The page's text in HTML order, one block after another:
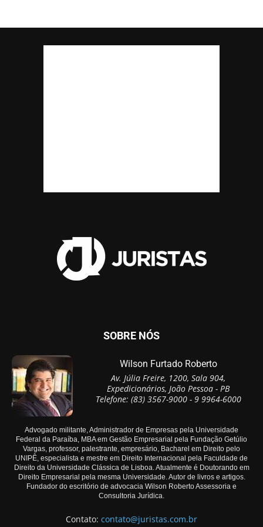
SOBRE NÓS
Wilson Furtado Roberto
Av. Júlia Freire, 1200, Sala 904,
Expedicionários, João Pessoa - PB
Telefone: (83) 3567-9000 - 9 9964-6000
Advogado militante, Administrador de Empresas pela Universidade
Federal da Paraíba, MBA em Gestão Empresarial pela Fundação Getúlio
Vargas, professor, palestrante, empresário, Bacharel em Direito pelo
UNIPÊ, especialista e mestre em Direito Internacional pela Faculdade de
Direito da Universidade Clássica de Lisboa. Atualmente é Doutorando em
Direito Empresarial pela mesma Universidade. Autor de livros e artigos.
Fundador do escritório de advocacia Wilson Roberto Assessoria e
Consultoria Jurídica.
Contato: contato@juristas.com.br